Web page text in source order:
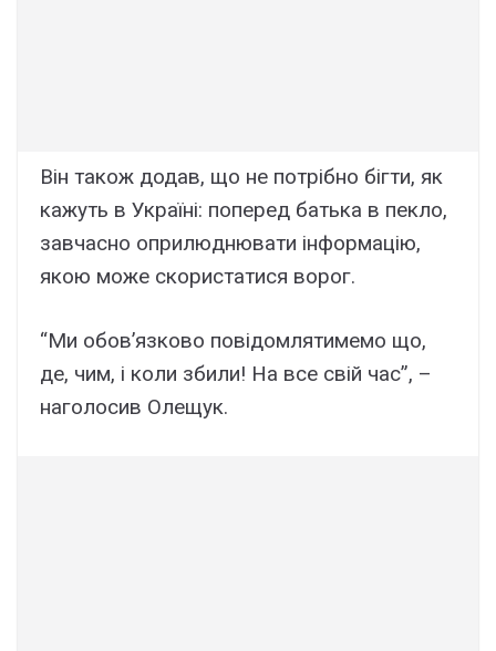
Він також додав, що не потрібно бігти, як
кажуть в Україні: поперед батька в пекло,
завчасно оприлюднювати інформацію,
якою може скористатися ворог.
“Ми обов’язково повідомлятимемо що,
де, чим, і коли збили! На все свій час”, –
наголосив Олещук.